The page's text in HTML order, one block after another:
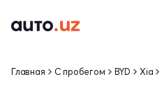
Главная С пробегом BYD Xia